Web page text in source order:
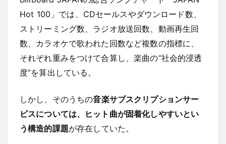
Hot 100」では、CDセールスやダウンロード数、
ストリーミング数、ラジオ放送回数、動画再生回
数、カラオケで歌われた回数など複数の指標に、
それぞれ重みをつけて合算し、楽曲の“社会的浸透
度”を算出している。
しかし、そのうちの音楽サブスクリプションサー
ビスについては、ヒット曲が固着化しやすいとい
う構造的課題が存在していた。